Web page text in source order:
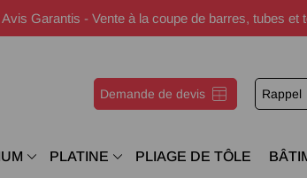
Garantis - Vente à la coupe de barres, tubes et
Demande de devis Rappel
PLATINE PLIAGE DE TÔLE